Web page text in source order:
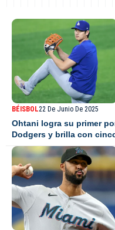
BÉISBOL22 De Junio De 2025
Ohtani logra su primer
Dodgers y brilla con